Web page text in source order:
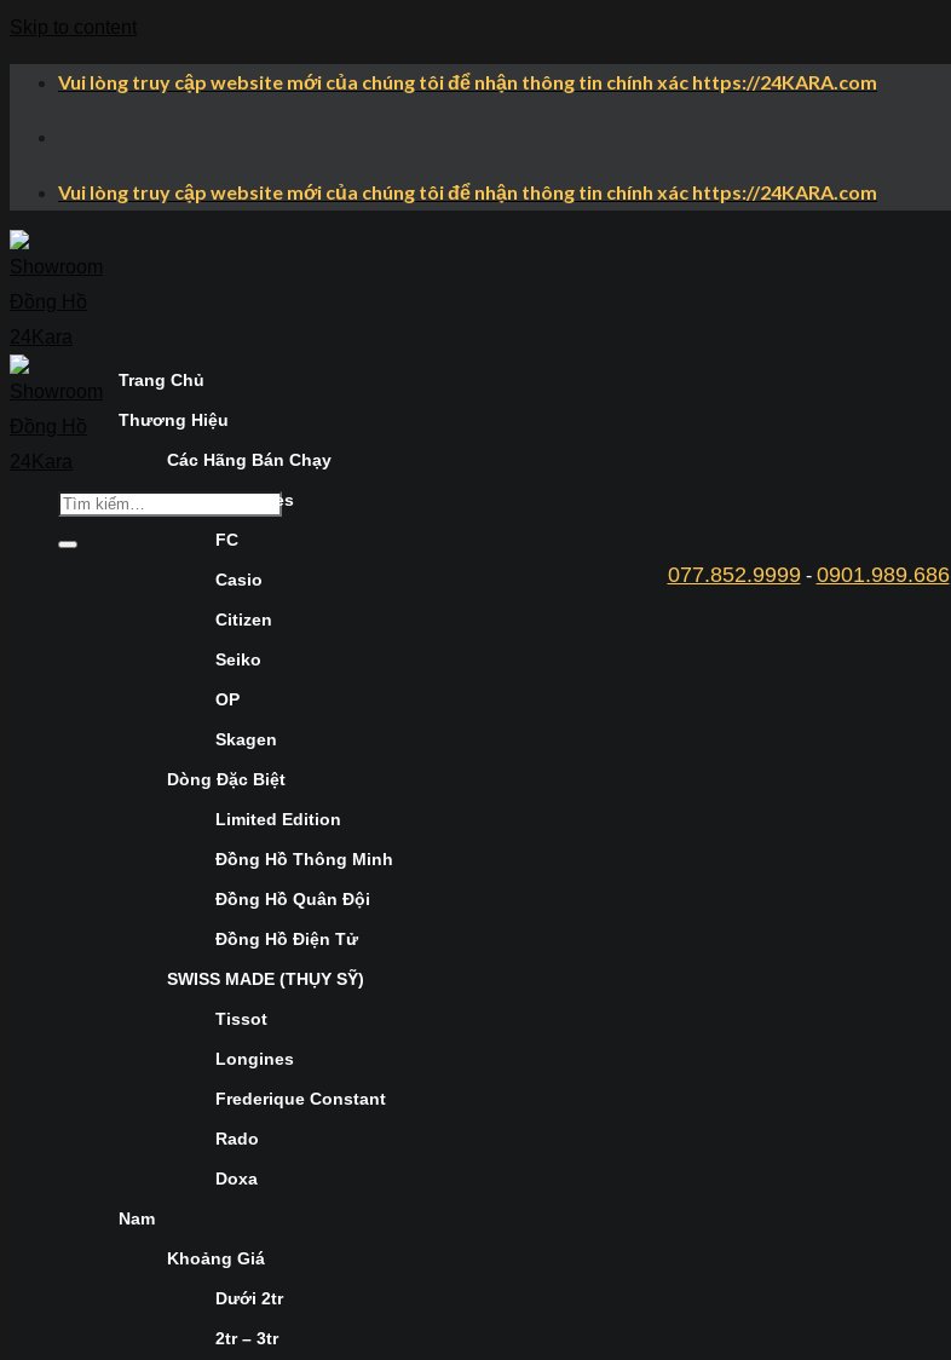
Vui lòng truy cập website mới của chúng tôi để nhận thông tin chính xác https://24KARA.com
Vui lòng truy cập website mới của chúng tôi để nhận thông tin chính xác https://24KARA.com
077.852.9999- 0901.989.686
Trang Chủ
Thương Hiệu
Các Hãng Bán Chạy
Longines
FC
Casio
Citizen
Seiko
OP
Skagen
Dòng Đặc Biệt
Limited Edition
Đồng Hồ Thông Minh
Đồng Hồ Quân Đội
Đồng Hồ Điện Tử
SWISS MADE (THỤY SỸ)
Tissot
Longines
Frederique Constant
Rado
Doxa
Nam
Khoảng Giá
Dưới 2tr
2tr – 3tr